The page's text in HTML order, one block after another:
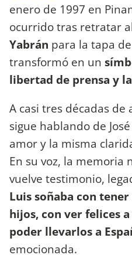
enero de 1997 en
ocurrido tras retratar
Yabrán para la tapa de
transformó en un
libertad de prensa y
A casi tres décadas
sigue hablando de
amor y la misma
En su voz, la memoria
vuelve testimonio,
Luis soñaba con
hijos, con ver felices
poder llevarlos a
emocionada.